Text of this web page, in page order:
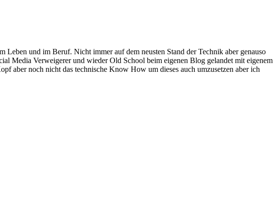
Leben und im Beruf. Nicht immer auf dem neusten Stand der Technik aber genauso
Media Verweigerer und wieder Old School beim eigenen Blog gelandet mit eigenem
aber noch nicht das technische Know How um dieses auch umzusetzen aber ich